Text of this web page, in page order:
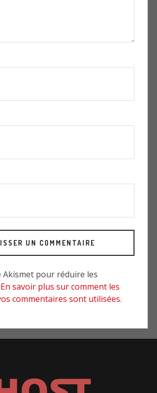
Akismet pour réduire les
En savoir plus sur comment les
commentaires sont utilisées.